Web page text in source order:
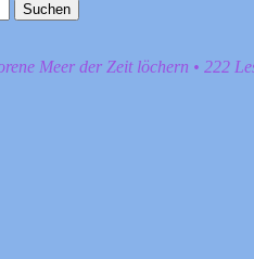
Meer der Zeit löchern • 222